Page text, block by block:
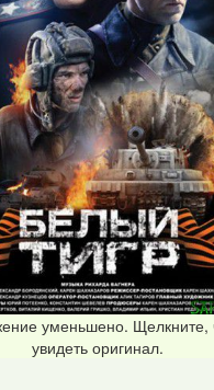
уменьшено. Щелкните,
увидеть оригинал.